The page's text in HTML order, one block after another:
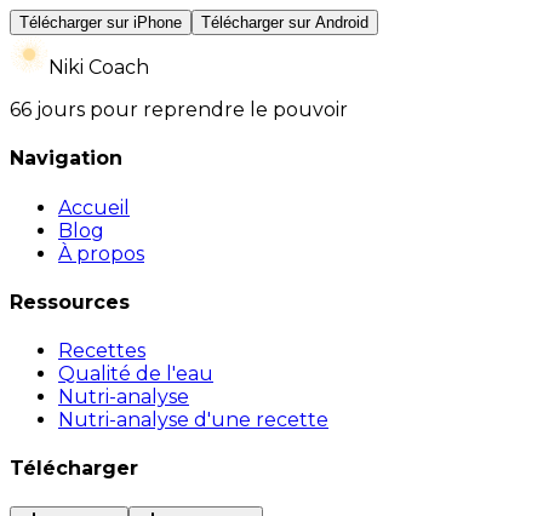
Télécharger sur iPhone Télécharger sur Android
Niki Coach
66 jours pour reprendre le pouvoir
Navigation
Accueil
Blog
À propos
Ressources
Recettes
Qualité de l'eau
Nutri-analyse
Nutri-analyse d'une recette
Télécharger